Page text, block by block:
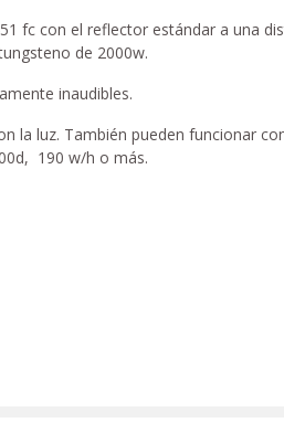
fc con el reflector estándar a una
de 2000w.
inaudibles.
luz. También pueden funcionar
190 w/h o más.